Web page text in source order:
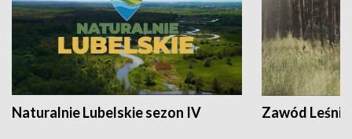
Naturalnie Lubelskie sezon IV Zawód Leśnik